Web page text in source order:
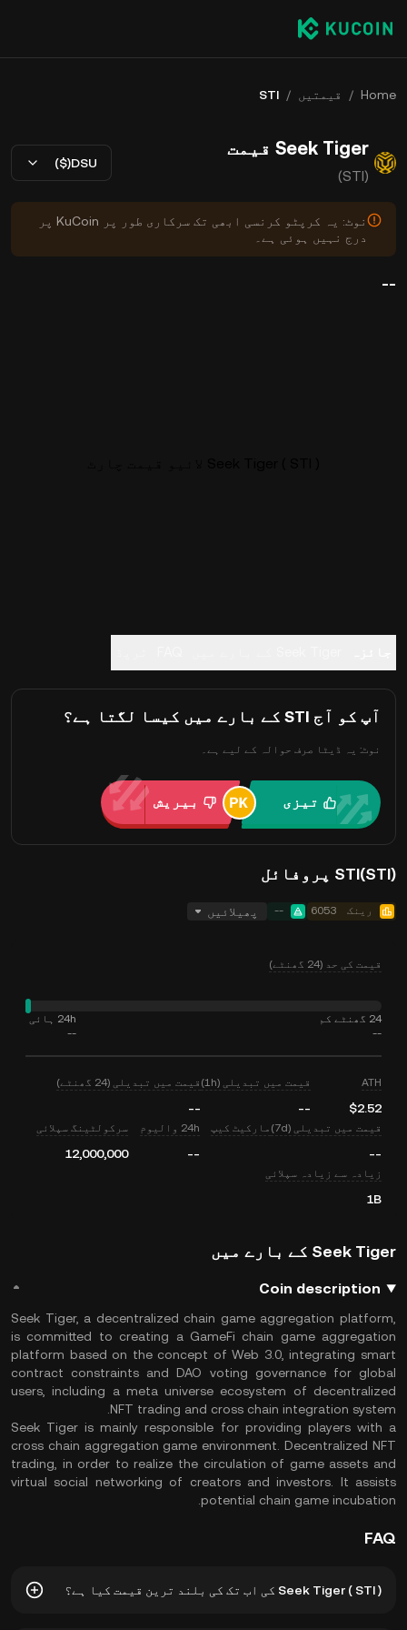
Home
/ قیمتیں /
STI
Seek Tiger قیمت
(STI)
USD($)
نوٹ: یہ کرپٹو کرنسی ابھی تک سرکاری طور پر KuCoin پر
درج نہیں ہوئی ہے۔
--
آپ کو آج STI کے بارے میں کیسا لگتا ہے؟
نوٹ: یہ ڈیٹا صرف حوالہ کے لیے ہے۔
تیزی بیریش
STI(STI) پروفائل
رینک 6053
-- پھیلائیں
قیمت کی حد (24 گھنٹے)
24 گھنٹے کم
--
24h ہائی
--
ATH
$2.52
قیمت میں تبدیلی (1h)
--
قیمت میں تبدیلی (24 گھنٹے)
--
قیمت میں تبدیلی (7d)
--
مارکیٹ کیپ 24h والیوم
--
سرکولٹینگ سپلائی
12,000,000
زیادہ سے زیادہ سپلائی
1B
Seek Tiger کے بارے میں
Coin description
Seek Tiger, a decentralized chain game aggregation platform,
is committed to creating a GameFi chain game aggregation
platform based on the concept of Web 3.0, integrating smart
contract constraints and DAO voting governance for global
users, including a meta universe ecosystem of decentralized
NFT trading and cross chain integration system.
Seek Tiger is mainly responsible for providing players with a
cross chain aggregation game environment. Decentralized NFT
trading, in order to realize the circulation of game assets and
virtual social networking of creators and investors. It assists
potential chain game incubation.
FAQ
Seek Tiger ( STI ) کی اب تک کی بلند ترین قیمت کیا ہے؟